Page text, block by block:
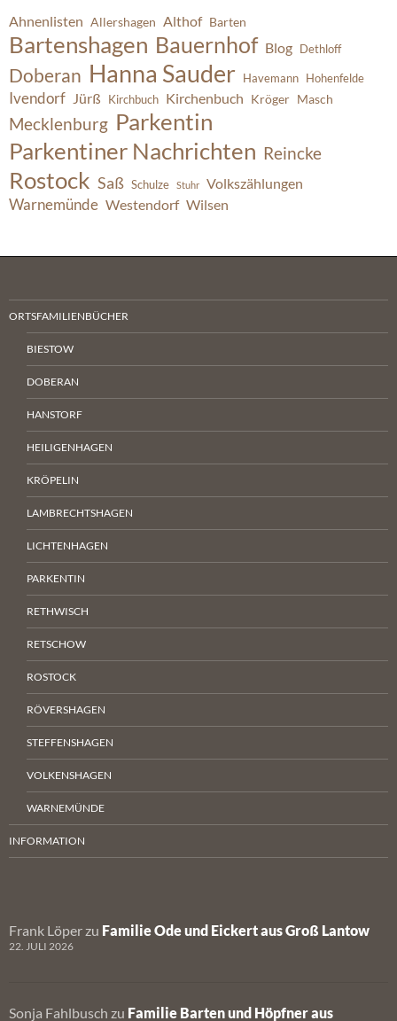
Ahnenlisten Allershagen Althof Barten
Bartenshagen Bauernhof Blog Dethloff
Doberan Hanna Sauder Havemann Hohenfelde
Ivendorf Jürß Kirchbuch Kirchenbuch Kröger Masch
Mecklenburg Parkentin
Parkentiner Nachrichten Reincke
Rostock Saß Schulze Stuhr Volkszählungen
Warnemünde Westendorf Wilsen
ORTSFAMILIENBÜCHER
BIESTOW
DOBERAN
HANSTORF
HEILIGENHAGEN
KRÖPELIN
LAMBRECHTSHAGEN
LICHTENHAGEN
PARKENTIN
RETHWISCH
RETSCHOW
ROSTOCK
RÖVERSHAGEN
STEFFENSHAGEN
VOLKENSHAGEN
WARNEMÜNDE
INFORMATION
Frank Löper zu Familie Ode und Eickert aus Groß Lantow
22. JULI 2026
Sonja Fahlbusch zu Familie Barten und Höpfner aus